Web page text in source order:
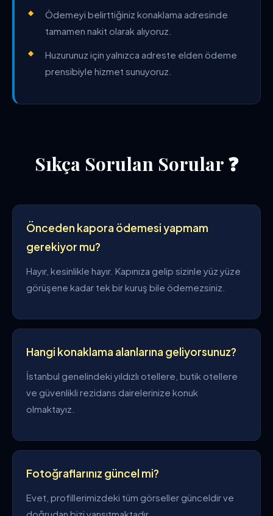
Ödemeyi belirttiğiniz konaklama adresinde
tamamen nakit olarak alıyoruz.
Huzurunuz için yalnızca adreste elden ödeme
prensibiyle hizmet sunuyoruz.
Sıkça Sorulan Sorular ❓
Önceden kapora ödemesi yapmam
gerekiyor mu?
Hayır, kesinlikle hayır. Kapınıza gelip sizinle yüz yüze
görüşene kadar tek bir kuruş bile ödemezsiniz.
Hangi konaklama alanlarına geliyorsunuz?
İstanbul genelindeki yıldızlı otellere, butik otellere
ve güvenlikli rezidans dairelerinize konuk
olmaktayız.
Fotoğraflarınız güncel mi?
Evet, profillerimizdeki tüm görseller günceldir ve